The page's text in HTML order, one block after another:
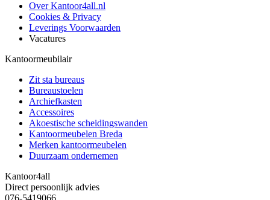
Over Kantoor4all.nl
Cookies & Privacy
Leverings Voorwaarden
Vacatures
Kantoormeubilair
Zit sta bureaus
Bureaustoelen
Archiefkasten
Accessoires
Akoestische scheidingswanden
Kantoormeubelen Breda
Merken kantoormeubelen
Duurzaam ondernemen
Kantoor4all
Direct persoonlijk advies
076-5419066